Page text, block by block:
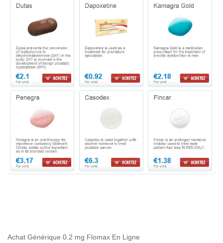
Achat Générique 0.2 mg Flomax En Ligne